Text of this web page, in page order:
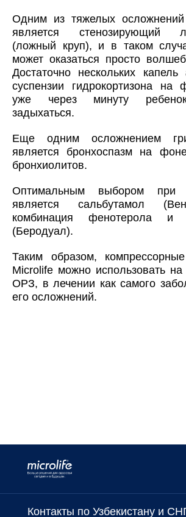
Одним из тяжелых
является стенозирующий
(ложный круп), и в таком
может оказаться просто
Достаточно нескольких
суспензии гидрокортизона на
уже через минуту ребенок
задыхаться.
Еще одним осложнением
является бронхоспазм на
бронхиолитов.
Оптимальным выбором при
является сальбутамол
комбинация фенотерола и
(Беродуал).
Таким образом,
Microlife можно использовать
ОРЗ, в лечении как самого
его осложнений.
Контакты по Узбекистану и